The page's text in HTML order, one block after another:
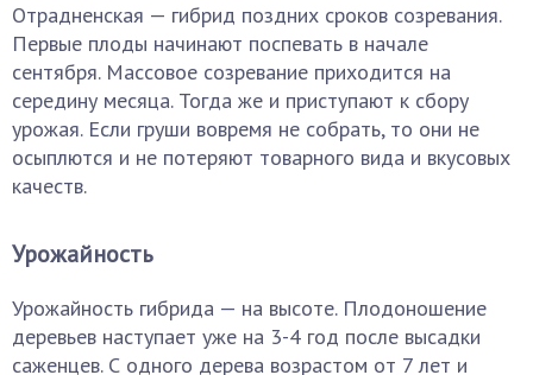
Отрадненская — гибрид поздних сроков созревания.
Первые плоды начинают поспевать в начале
сентября. Массовое созревание приходится на
середину месяца. Тогда же и приступают к сбору
урожая. Если груши вовремя не собрать, то они не
осыплются и не потеряют товарного вида и вкусовых
качеств.
Урожайность
Урожайность гибрида — на высоте. Плодоношение
деревьев наступает уже на 3-4 год после высадки
саженцев. С одного дерева возрастом от 7 лет и